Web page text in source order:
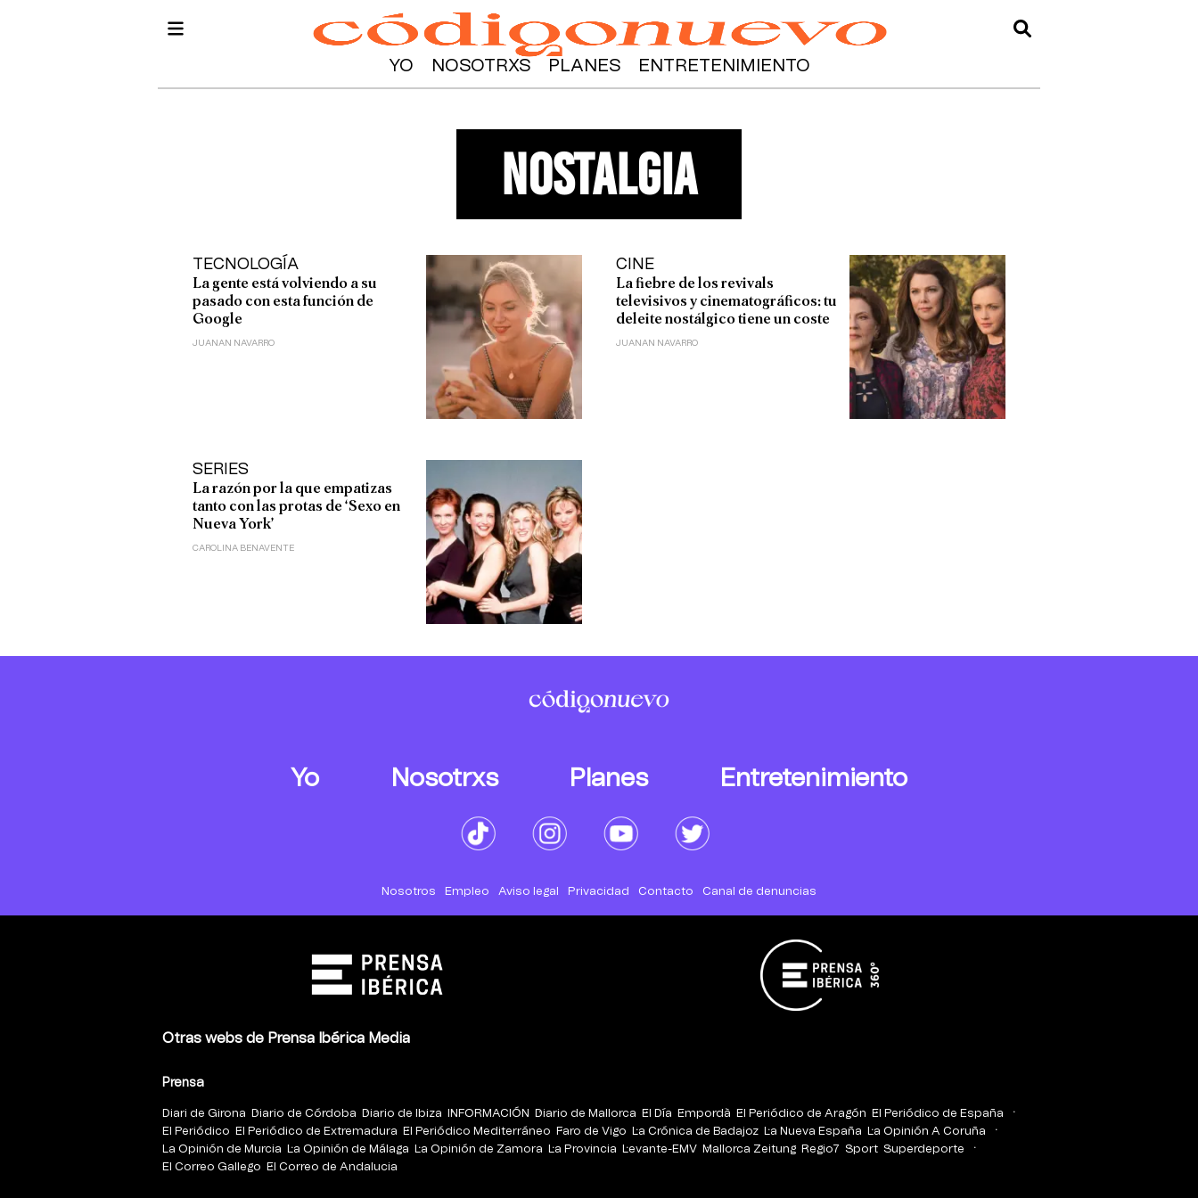
YO NOSOTRXS PLANES ENTRETENIMIENTO
nostalgia
TECNOLOGÍA
La gente está volviendo a su
pasado con esta función de
Google
JUANAN NAVARRO
CINE
La fiebre de los revivals
televisivos y cinematográficos: tu
deleite nostálgico tiene un coste
JUANAN NAVARRO
SERIES
La razón por la que empatizas
tanto con las protas de ‘Sexo en
Nueva York’
CAROLINA BENAVENTE
Yo Nosotrxs Planes Entretenimiento
Nosotros Empleo Aviso legal Privacidad Contacto Canal de denuncias
Otras webs de Prensa Ibérica Media
Prensa
Diari de Girona Diario de Córdoba Diario de Ibiza INFORMACIÓN Diario de Mallorca El Día Empordà El Periódico de Aragón
El Periódico de España
El Periódico
El Periódico de Extremadura El Periódico Mediterráneo Faro de Vigo La Crónica de Badajoz La Nueva España
La Opinión A Coruña
La Opinión de Murcia
La Opinión de Málaga La Opinión de Zamora La Provincia Levante-EMV Mallorca Zeitung Regio7 Sport Superdeporte
El Correo Gallego
El Correo de Andalucia